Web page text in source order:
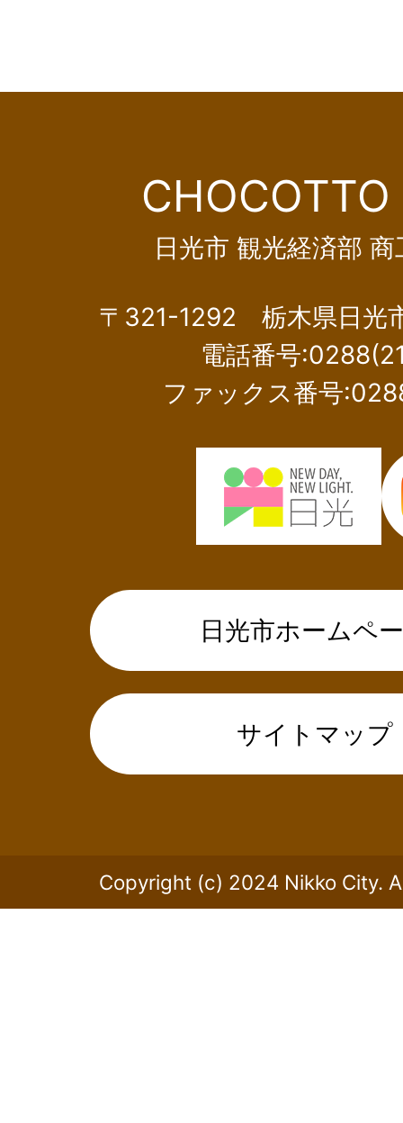
CHOCOTTO
日光市 観光経済部
〒321-1292 栃木県日光
電話番号
ファックス番号
日光市ホームペ
サイトマップ
Copyright (c) 2024 Nikko City.